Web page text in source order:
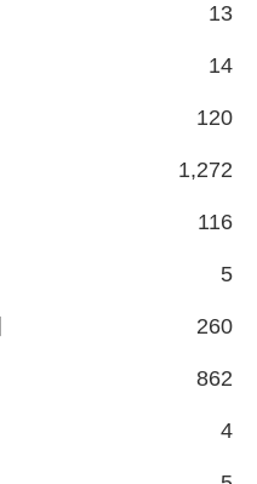
13
14
120
1,272
116
5
260
862
4